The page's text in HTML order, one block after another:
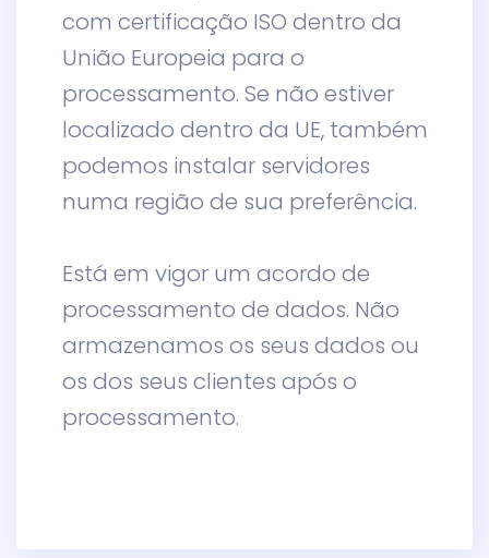
com certificação ISO dentro da
União Europeia para o
processamento. Se não estiver
localizado dentro da UE, também
podemos instalar servidores
numa região de sua preferência.
Está em vigor um acordo de
processamento de dados. Não
armazenamos os seus dados ou
os dos seus clientes após o
processamento.